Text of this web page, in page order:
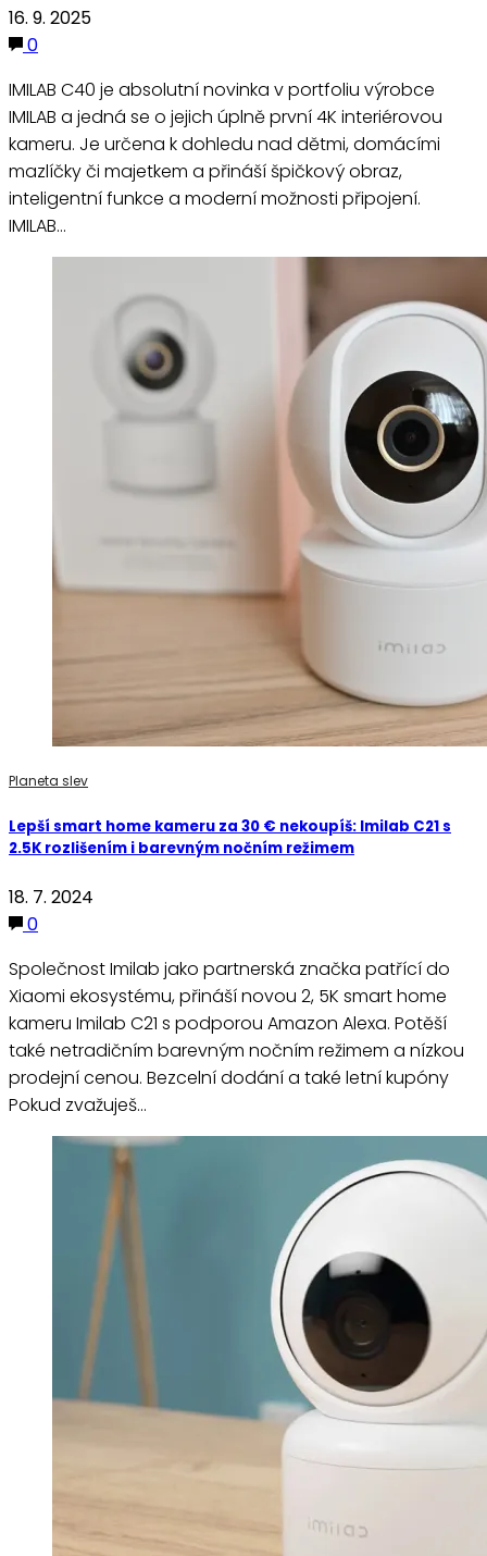
16. 9. 2025
0
IMILAB C40 je absolutní novinka v portfoliu výrobce
IMILAB a jedná se o jejich úplně první 4K interiérovou
kameru. Je určena k dohledu nad dětmi, domácími
mazlíčky či majetkem a přináší špičkový obraz,
inteligentní funkce a moderní možnosti připojení.
IMILAB…
Planeta slev
Lepší smart home kameru za 30 € nekoupíš: Imilab C21 s
2.5K rozlišením i barevným nočním režimem
18. 7. 2024
0
Společnost Imilab jako partnerská značka patřící do
Xiaomi ekosystému, přináší novou 2, 5K smart home
kameru Imilab C21 s podporou Amazon Alexa. Potěší
také netradičním barevným nočním režimem a nízkou
prodejní cenou. Bezcelní dodání a také letní kupóny
Pokud zvažuješ…